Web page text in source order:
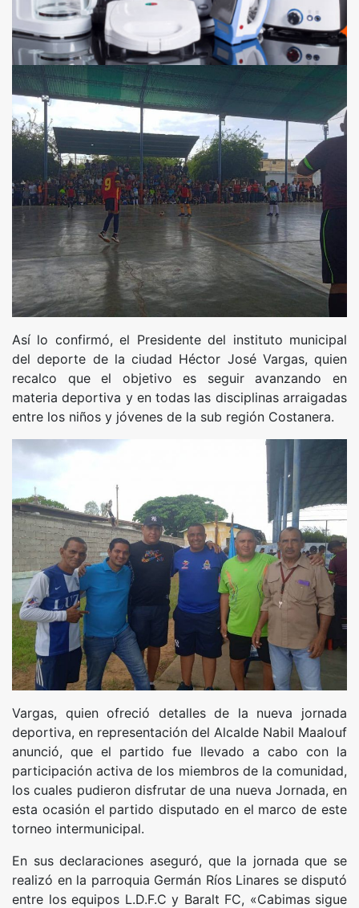
Así lo confirmó, el Presidente del instituto municipal
del deporte de la ciudad Héctor José Vargas, quien
recalco que el objetivo es seguir avanzando en
materia deportiva y en todas las disciplinas arraigadas
entre los niños y jóvenes de la sub región Costanera.
Vargas, quien ofreció detalles de la nueva jornada
deportiva, en representación del Alcalde Nabil Maalouf
anunció, que el partido fue llevado a cabo con la
participación activa de los miembros de la comunidad,
los cuales pudieron disfrutar de una nueva Jornada, en
esta ocasión el partido disputado en el marco de este
torneo intermunicipal.
En sus declaraciones aseguró, que la jornada que se
realizó en la parroquia Germán Ríos Linares se disputó
entre los equipos L.D.F.C y Baralt FC, «Cabimas sigue